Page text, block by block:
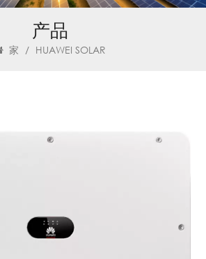
产品
家 / HUAWEI SOLAR